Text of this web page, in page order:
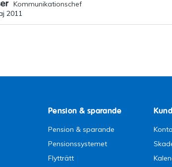
Kommunikationschef
2011
Pension & sparande
Pension & sparande
Pensionssystemet
Flytträtt